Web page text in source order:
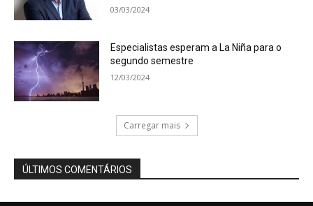
03/03/2024
Especialistas esperam a La Niña para o
segundo semestre
12/03/2024
Carregar mais
ÚLTIMOS COMENTÁRIOS